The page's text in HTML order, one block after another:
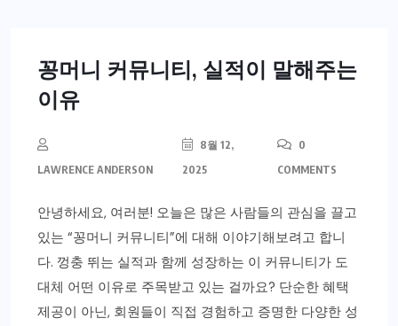
꽁머니 커뮤니티, 실적이 말해주는
이유
LAWRENCE ANDERSON
8월 12,
2025
0
COMMENTS
안녕하세요, 여러분! 오늘은 많은 사람들의 관심을 끌고
있는 “꽁머니 커뮤니티”에 대해 이야기해보려고 합니
다. 껑충 뛰는 실적과 함께 성장하는 이 커뮤니티가 도
대체 어떤 이유로 주목받고 있는 걸까요? 단순한 혜택
제공이 아닌, 회원들이 직접 경험하고 증명한 다양한 성